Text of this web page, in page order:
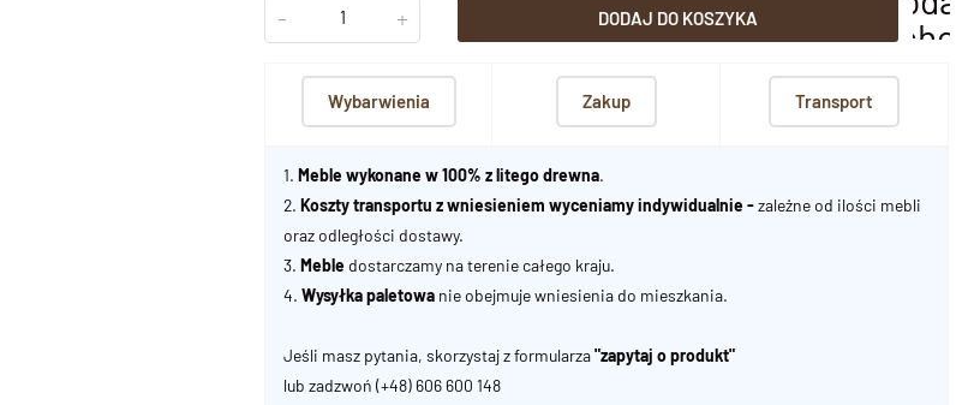
- + DODAJ DO KOSZYKA
Wybarwienia Zakup Transport
1.Meble wykonane w 100% z litego drewna.
2.Koszty transportu z wniesieniem wyceniamy indywidualnie -zależne od ilości mebli
oraz odległości dostawy.
3.Meble dostarczamy na terenie całego kraju.
4.Wysyłka paletowa nie obejmuje wniesienia do mieszkania.
Jeśli masz pytania, skorzystaj z formularza"zapytaj o produkt"
lub zadzwoń(+48) 606 600 148